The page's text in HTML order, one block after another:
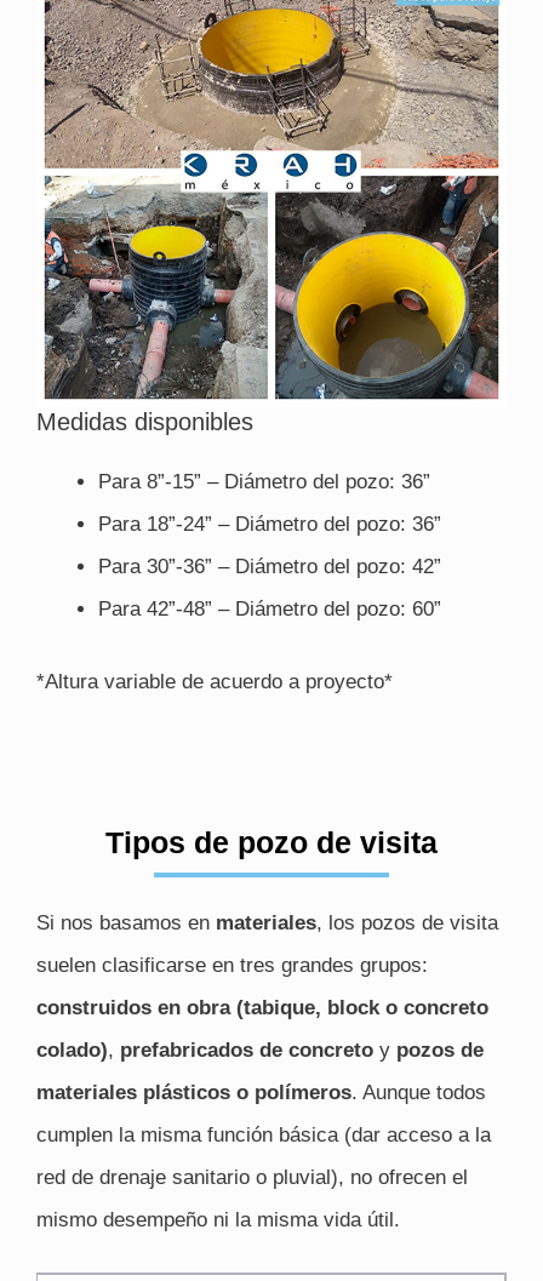
Medidas disponibles
Para 8”-15” – Diámetro del pozo: 36”
Para 18”-24” – Diámetro del pozo: 36”
Para 30”-36” – Diámetro del pozo: 42”
Para 42”-48” – Diámetro del pozo: 60”
*Altura variable de acuerdo a proyecto*
Tipos de pozo de visita
Si nos basamos en materiales, los pozos de visita
suelen clasificarse en tres grandes grupos:
construidos en obra (tabique, block o concreto
colado), prefabricados de concreto y pozos de
materiales plásticos o polímeros. Aunque todos
cumplen la misma función básica (dar acceso a la
red de drenaje sanitario o pluvial), no ofrecen el
mismo desempeño ni la misma vida útil.